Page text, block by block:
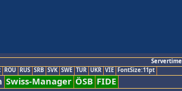
Servertime
ROU RUS SRB SVK SWE TUR UKR VIE FontSize:11pt
Swiss-Manager ÖSB FIDE